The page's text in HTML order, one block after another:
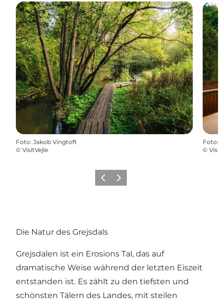
Foto: Jakob Vingtoft
© VisitVejle
Foto:
©
ZurückWeiter
Die Natur des Grejsdals
Grejsdalen ist ein Erosions Tal, das auf
dramatische Weise während der letzten Eiszeit
entstanden ist. Es zählt zu den tiefsten und
schönsten Tälern des Landes, mit steilen